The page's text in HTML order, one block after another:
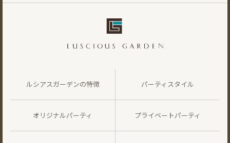
ルシアスガーデンの特徴 パーティスタイル
オリジナルパーティ プライベートパーティ